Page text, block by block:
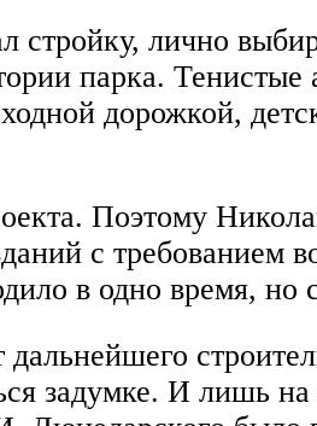
лично
парка.
дорожкой,
Поэтому
с требованием
в одно время, но
дальнейшего
задумке. И лишь